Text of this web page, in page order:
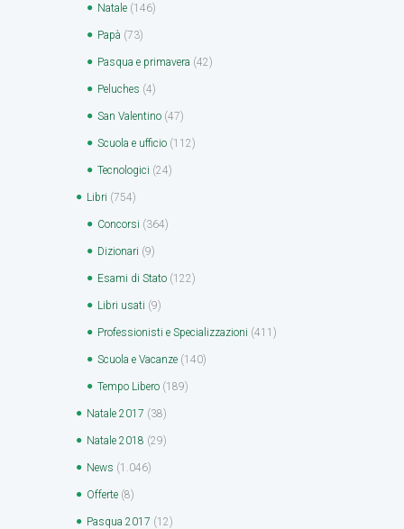
Natale (146)
Papà (73)
Pasqua e primavera (42)
Peluches (4)
San Valentino (47)
Scuola e ufficio (112)
Tecnologici (24)
Libri (754)
Concorsi (364)
Dizionari (9)
Esami di Stato (122)
Libri usati (9)
Professionisti e Specializzazioni (411)
Scuola e Vacanze (140)
Tempo Libero (189)
Natale 2017 (38)
Natale 2018 (29)
News (1.046)
Offerte (8)
Pasqua 2017 (12)